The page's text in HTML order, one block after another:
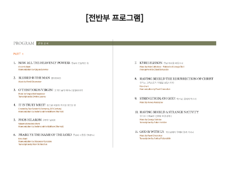
[전반부 프로그램]